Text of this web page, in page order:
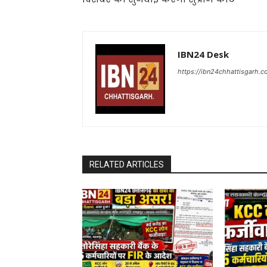
IBN24 Desk
https://
RELATED ARTICLES